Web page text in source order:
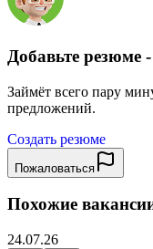
Добавьте резюме
Займёт всего пару
предложений.
Создать резюме
Пожаловаться
Похожие
24.07.26